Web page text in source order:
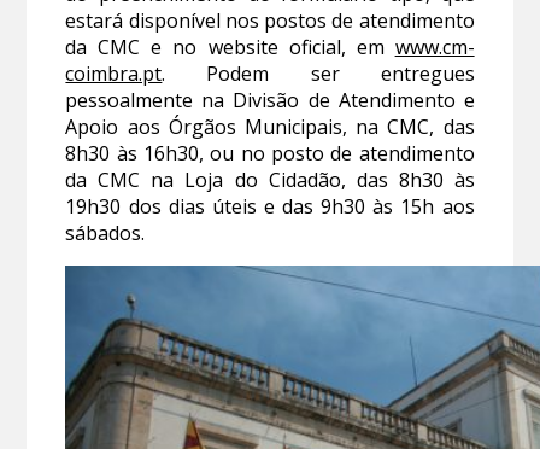
estará disponível nos postos de atendimento
da CMC e no website oficial, em www.cm-
coimbra.pt. Podem ser entregues
pessoalmente na Divisão de Atendimento e
Apoio aos Órgãos Municipais, na CMC, das
8h30 às 16h30, ou no posto de atendimento
da CMC na Loja do Cidadão, das 8h30 às
19h30 dos dias úteis e das 9h30 às 15h aos
sábados.